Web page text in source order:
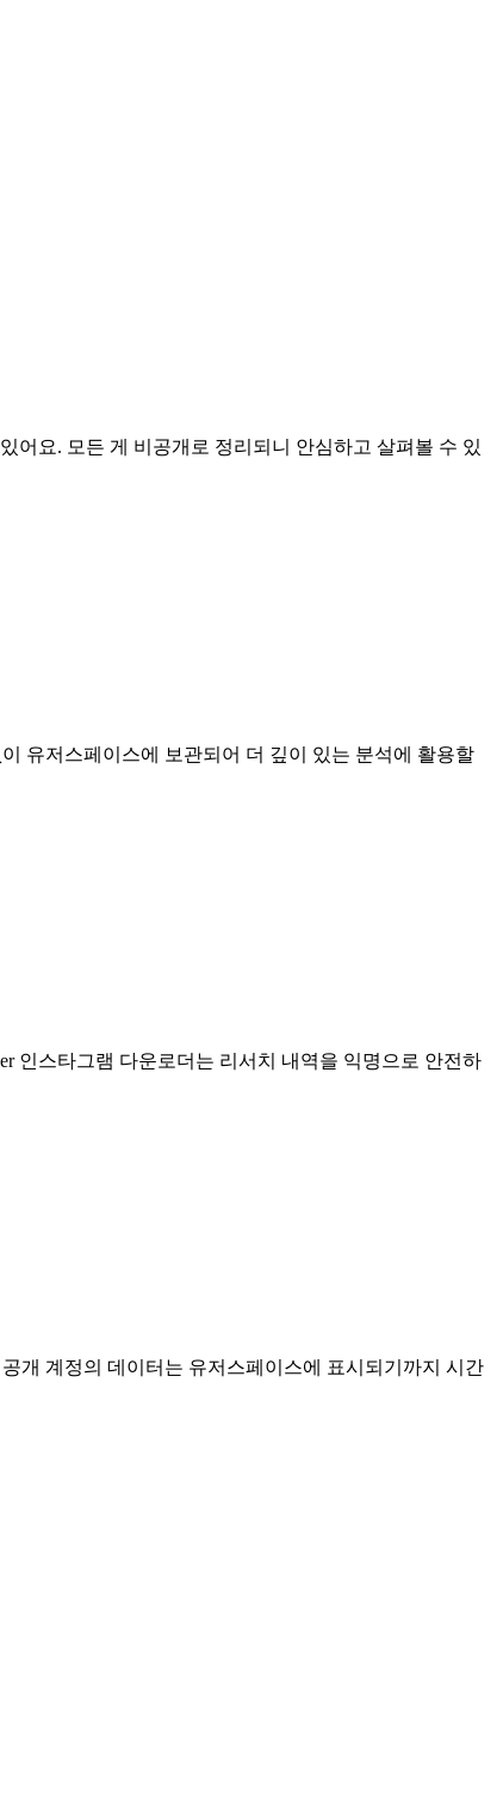
어요. 모든 게 비공개로 정리되니 안심하고 살펴볼 수 있
유저스페이스에 보관되어 더 깊이 있는 분석에 활용할
인스타그램 다운로더는 리서치 내역을 익명으로 안전하
개 계정의 데이터는 유저스페이스에 표시되기까지 시간